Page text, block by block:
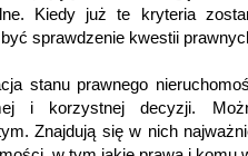
Kiedy już te kryteria
sprawdzenie kwestii
stanu prawnego
i korzystnej decyzji.
Znajdują się w nich